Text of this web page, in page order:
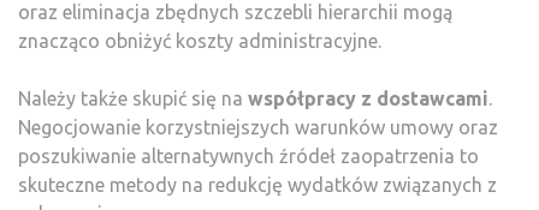
oraz eliminacja zbędnych szczebli hierarchii mogą
znacząco obniżyć koszty administracyjne.
Należy także skupić się na współpracy z dostawcami.
Negocjowanie korzystniejszych warunków umowy oraz
poszukiwanie alternatywnych źródeł zaopatrzenia to
skuteczne metody na redukcję wydatków związanych z